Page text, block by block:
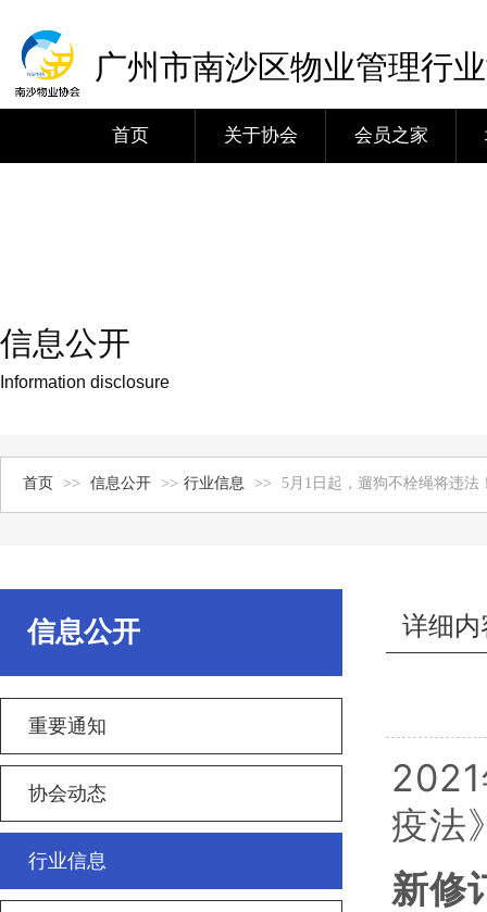
广州市南沙区物业管理行
首页 关于协会 会员之家
信息公开
Information disclosure
首页 >> 信息公开 >> 行业信息 >> 5月1日起，遛狗不栓绳将违法
信息公开
重要通知
协会动态
行业信息
详细内
疫法
新修